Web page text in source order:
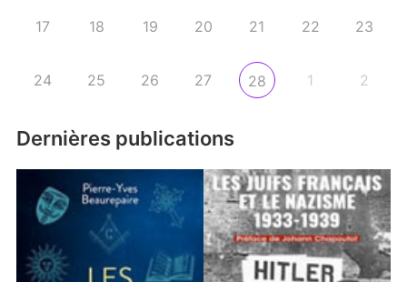
17 18 19 20 21 22 23
24 25 26 27 28 1 2
Dernières publications